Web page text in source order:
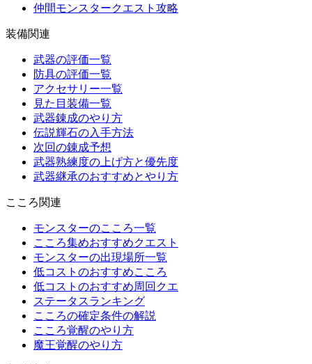
仲間モンスタークエスト攻略
装備関連
武器の評価一覧
防具の評価一覧
アクセサリー一覧
見た目装備一覧
武器錬成のやり方
伝説輝石の入手方法
次回の錬成予想
武器熟練度の上げ方と優先度
武器継承のおすすめとやり方
こころ関連
モンスターのこころ一覧
こころ集めおすすめクエスト
モンスターの出現場所一覧
低コストのおすすめこころ
低コストのおすすめ周回クエ
ステータスランキング
こころの確定条件の解説
こころ覚醒のやり方
魔王覚醒のやり方